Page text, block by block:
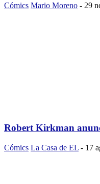
Cómics Mario Moreno - 29
Robert Kirkman
Cómics La Casa de EL - 17